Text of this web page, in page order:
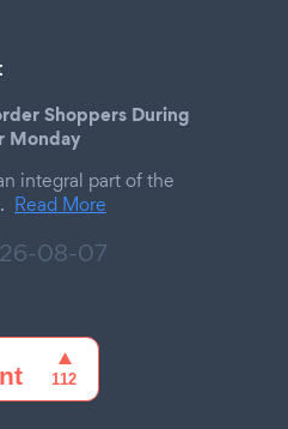
Shoppers During
Monday
integral part of the
Read More
08-07